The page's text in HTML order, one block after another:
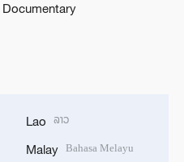
Documentary
Lao ລາວ
Malay Bahasa Melayu